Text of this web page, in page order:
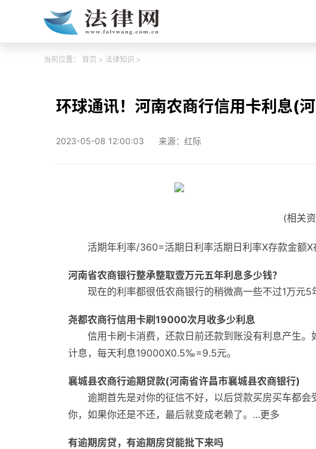
当前位置： 首页 > 法律知识 >
环球通讯！河南农商行信用卡利息(
2023-05-08 12:00:03 来源：红际
(相关
活期年利率/360=活期日利率活期日利率X存款金额
河南省农商银行整承整取壹万元五年利息多少钱？
现在的利率都很低农商银行的稍微高一些不过1万元
尧都农商行信用卡刷19000次月收多少利息
信用卡刷卡消费，还款日前还款到账没有利息产生
计息，每天利息19000X0.5‰=9.5元。
襄城县农商行逾期贷款(河南省许昌市襄城县农商银行)
逾期首先是对你的征信不好，以后贷款买房买车都
你，如果你还是不还，最后就变成老赖了。...更多
有逾期房贷，有逾期房贷能批下来吗